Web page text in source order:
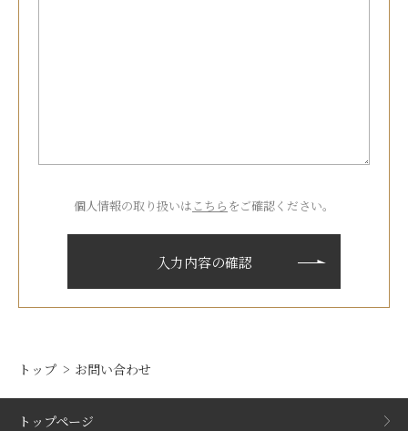
個人情報の取り扱いはこちら をご確認ください。
トップ お問い合わせ
トップページ